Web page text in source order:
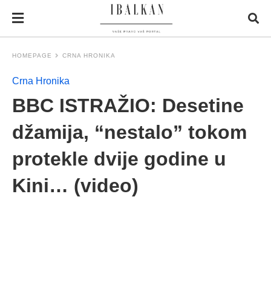
HOMEPAGE CRNA HRONIKA
Crna Hronika
BBC ISTRAŽIO: Desetine
džamija, “nestalo” tokom
protekle dvije godine u
Kini… (video)